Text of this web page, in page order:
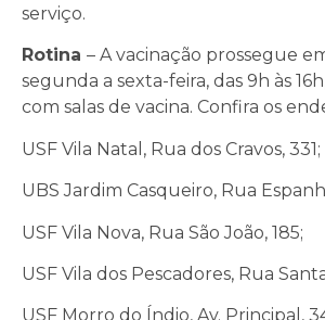
serviço.
Rotina – A vacinação prossegue
segunda a sexta-feira, das 9h às
com salas de vacina. Confira os
USF Vila Natal, Rua dos Cravos, 331;
UBS Jardim Casqueiro, Rua
USF Vila Nova, Rua São João, 185;
USF Vila dos Pescadores, Rua
USF Morro do Índio, Av. Principal,